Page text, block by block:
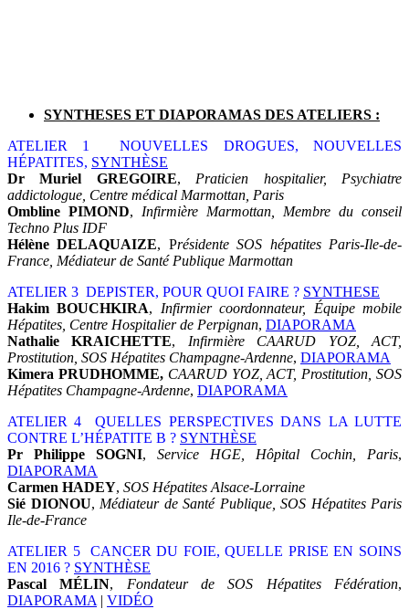
SYNTHESES ET DIAPORAMAS DES ATELIERS :
ATELIER 1 NOUVELLES DROGUES, NOUVELLES
HÉPATITES, SYNTHÈSE
Dr Muriel GREGOIRE, Praticien hospitalier, Psychiatre
addictologue, Centre médical Marmottan, Paris
Ombline PIMOND, Infirmière Marmottan, Membre du conseil
Techno Plus IDF
Hélène DELAQUAIZE, Présidente SOS hépatites Paris-Ile-de-
France, Médiateur de Santé Publique Marmottan
ATELIER 3 DEPISTER, POUR QUOI FAIRE ? SYNTHESE
Hakim BOUCHKIRA, Infirmier coordonnateur, Équipe mobile
Hépatites, Centre Hospitalier de Perpignan, DIAPORAMA
Nathalie KRAICHETTE, Infirmière CAARUD YOZ, ACT,
Prostitution, SOS Hépatites Champagne-Ardenne, DIAPORAMA
Kimera PRUDHOMME, CAARUD YOZ, ACT, Prostitution, SOS
Hépatites Champagne-Ardenne, DIAPORAMA
ATELIER 4 QUELLES PERSPECTIVES DANS LA LUTTE
CONTRE L’HÉPATITE B ? SYNTHÈSE
Pr Philippe SOGNI, Service HGE, Hôpital Cochin, Paris,
DIAPORAMA
Carmen HADEY, SOS Hépatites Alsace-Lorraine
Sié DIONOU, Médiateur de Santé Publique, SOS Hépatites Paris
Ile-de-France
ATELIER 5 CANCER DU FOIE, QUELLE PRISE EN SOINS
EN 2016 ? SYNTHÈSE
Pascal MÉLIN, Fondateur de SOS Hépatites Fédération,
DIAPORAMA | VIDÉO